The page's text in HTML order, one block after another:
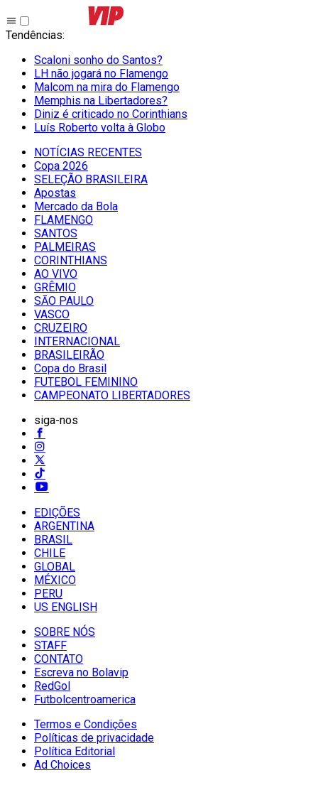
Tendências:
Scaloni sonho do Santos?
LH não jogará no Flamengo
Malcom na mira do Flamengo
Memphis na Libertadores?
Diniz é criticado no Corinthians
Luís Roberto volta à Globo
NOTÍCIAS RECENTES
Copa 2026
SELEÇÃO BRASILEIRA
Apostas
Mercado da Bola
FLAMENGO
SANTOS
PALMEIRAS
CORINTHIANS
AO VIVO
GRÊMIO
SĀO PAULO
VASCO
CRUZEIRO
INTERNACIONAL
BRASILEIRÃO
Copa do Brasil
FUTEBOL FEMININO
CAMPEONATO LIBERTADORES
siga-nos
EDIÇÕES
ARGENTINA
BRASIL
CHILE
GLOBAL
MÉXICO
PERU
US ENGLISH
SOBRE NÓS
STAFF
CONTATO
Escreva no Bolavip
RedGol
Futbolcentroamerica
Termos e Condições
Políticas de privacidade
Política Editorial
Ad Choices